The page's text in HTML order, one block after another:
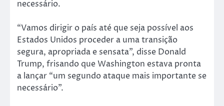
necessário.
“Vamos dirigir o país até que seja possível aos
Estados Unidos proceder a uma transição
segura, apropriada e sensata”, disse Donald
Trump, frisando que Washington estava pronta
a lançar “um segundo ataque mais importante se
necessário”.